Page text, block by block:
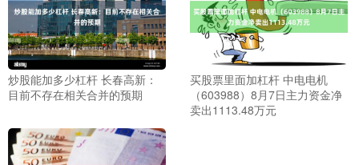
炒股能加多少杠杆 长春高新：
目前不存在相关合并的预期
买股票里面加杠杆 中电电机
（603988）8月7日主力资金净
卖出1113.48万元